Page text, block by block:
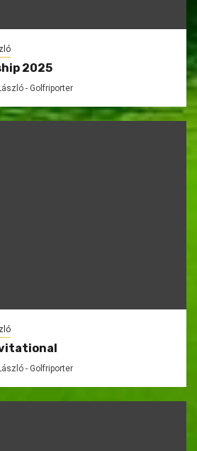
2025
- Golfriporter
- Golfriporter